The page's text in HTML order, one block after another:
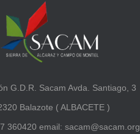
G.D.R. Sacam Avda. Santiago, 3
Balazote ( ALBACETE )
360420 email: sacam@sacam.org